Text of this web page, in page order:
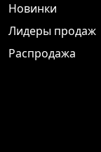
Новинки
Лидеры продаж
Распродажа